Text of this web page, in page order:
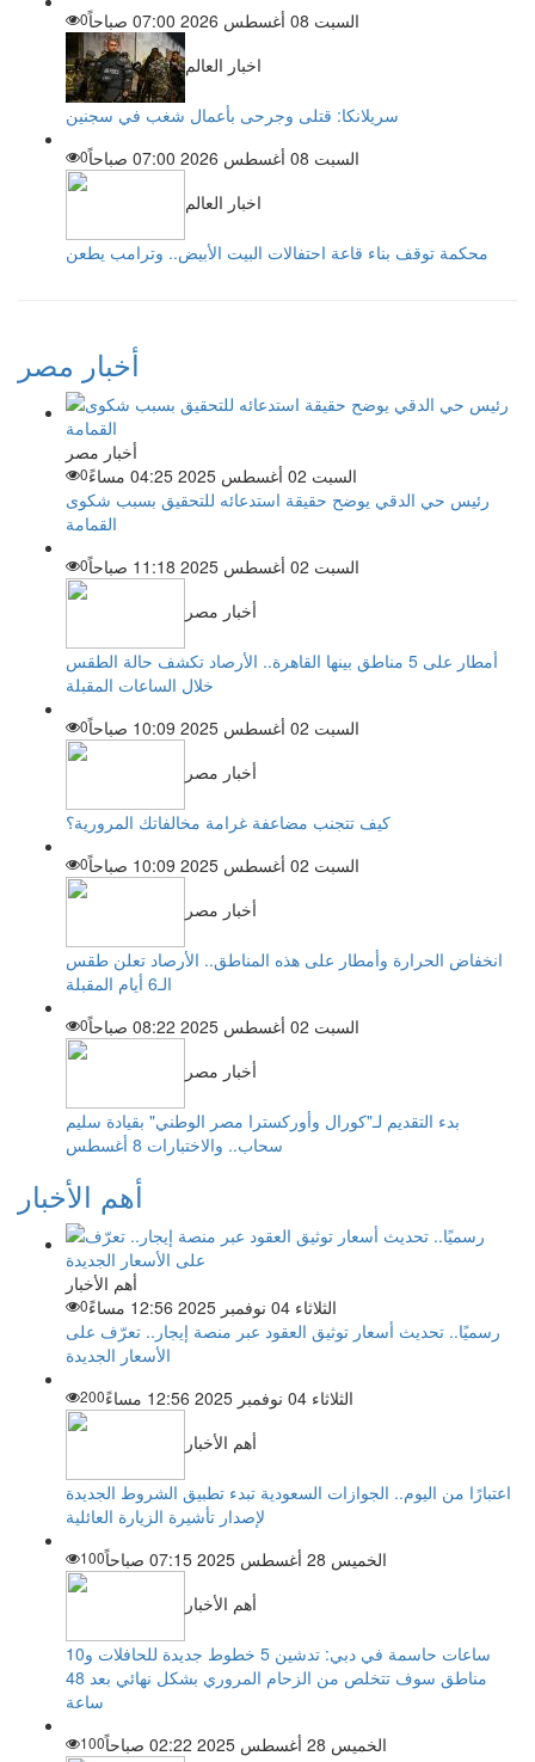
السبت 08 أغسطس 2026 07:00 صباحاً 0
اخبار العالم
سريلانكا: قتلى وجرحى بأعمال شغب في سجنين
السبت 08 أغسطس 2026 07:00 صباحاً
0
اخبار العالم
محكمة توقف بناء قاعة احتفالات البيت الأبيض.. وترامب يطعن
أخبار مصر
أخبار مصر
السبت 02 أغسطس 2025 04:25 مساءً
0
رئيس حي الدقي يوضح حقيقة استدعائه للتحقيق بسبب شكوى
القمامة
السبت 02 أغسطس 2025 11:18 صباحاً
0
أخبار مصر
أمطار على 5 مناطق بينها القاهرة.. الأرصاد تكشف حالة الطقس
خلال الساعات المقبلة
السبت 02 أغسطس 2025 10:09 صباحاً
0
أخبار مصر
كيف تتجنب مضاعفة غرامة مخالفاتك المرورية؟
السبت 02 أغسطس 2025 10:09 صباحاً
0
أخبار مصر
انخفاض الحرارة وأمطار على هذه المناطق.. الأرصاد تعلن طقس
الـ6 أيام المقبلة
السبت 02 أغسطس 2025 08:22 صباحاً
0
أخبار مصر
بدء التقديم لـ"كورال وأوركسترا مصر الوطني" بقيادة سليم
سحاب.. والاختبارات 8 أغسطس
أهم الأخبار
أهم الأخبار
الثلاثاء 04 نوفمبر 2025 12:56 مساءً
0
رسميًا.. تحديث أسعار توثيق العقود عبر منصة إيجار.. تعرّف على
الأسعار الجديدة
الثلاثاء 04 نوفمبر 2025 12:56 مساءً
200
أهم الأخبار
اعتبارًا من اليوم.. الجوازات السعودية تبدء تطبيق الشروط الجديدة
لإصدار تأشيرة الزيارة العائلية
الخميس 28 أغسطس 2025 07:15 صباحاً
100
أهم الأخبار
ساعات حاسمة في دبي: تدشين 5 خطوط جديدة للحافلات و10
مناطق سوف تتخلص من الزحام المروري بشكل نهائي بعد 48
ساعة
الخميس 28 أغسطس 2025 02:22 صباحاً
100